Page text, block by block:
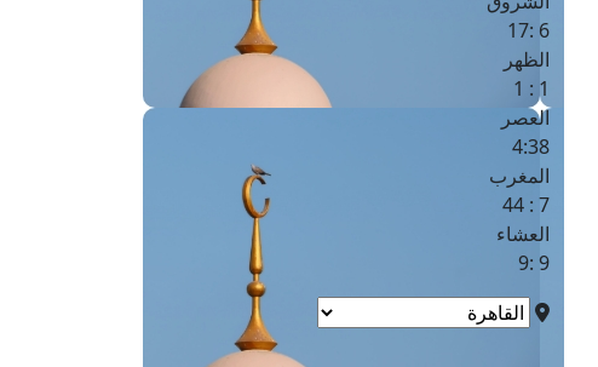
6 :17
الظهر
1 : 1
العصر
4:38
المغرب
7 : 44
العشاء
9 :9